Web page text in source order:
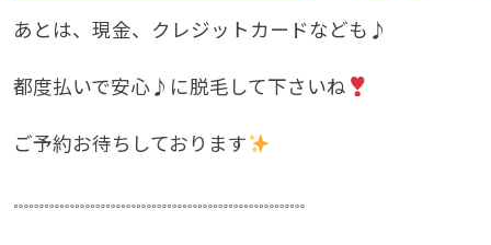
あとは、現金、クレジットカードなども♪
都度払いで安心♪に脱毛して下さいね
ご予約お待ちしております
𓏧𓏧𓏧𓏧𓏧𓏧𓏧𓏧𓏧𓏧𓏧𓏧𓏧𓏧𓏧𓏧𓏧𓏧𓏧